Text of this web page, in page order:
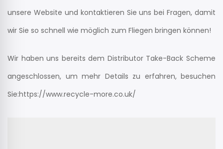
unsere Website und kontaktieren Sie uns bei Fragen, damit
wir Sie so schnell wie möglich zum Fliegen bringen können!
Wir haben uns bereits dem Distributor Take-Back Scheme
angeschlossen, um mehr Details zu erfahren, besuchen
Sie:https://www.recycle-more.co.uk/